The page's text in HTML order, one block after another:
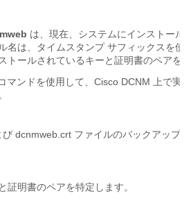
は、現在、システムにインストール
名は、タイムスタンプ サフィックスを使
トールされているキーと証明書のペアを
マンドを使用して、Cisco DCNM 上で実
び dcnmweb.crt ファイルのバックアップ
証明書のペアを特定します。